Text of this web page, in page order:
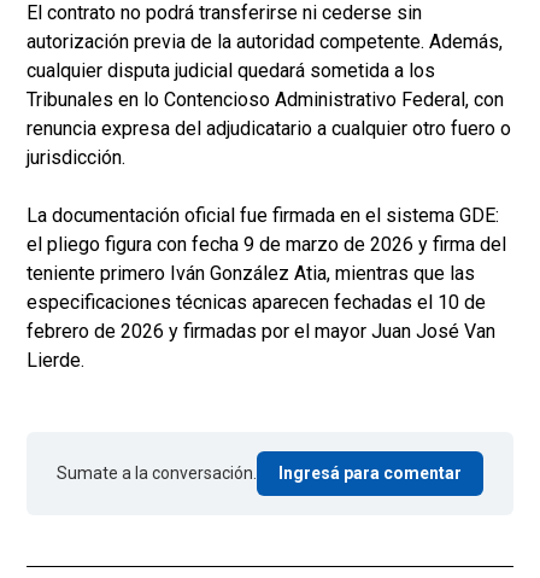
El contrato no podrá transferirse ni cederse sin
autorización previa de la autoridad competente. Además,
cualquier disputa judicial quedará sometida a los
Tribunales en lo Contencioso Administrativo Federal, con
renuncia expresa del adjudicatario a cualquier otro fuero o
jurisdicción.
La documentación oficial fue firmada en el sistema GDE:
el pliego figura con fecha 9 de marzo de 2026 y firma del
teniente primero Iván González Atia, mientras que las
especificaciones técnicas aparecen fechadas el 10 de
febrero de 2026 y firmadas por el mayor Juan José Van
Lierde.
Sumate a la conversación. Ingresá para comentar